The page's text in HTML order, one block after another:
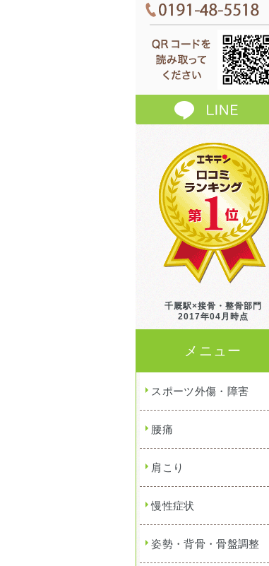
千厩駅×接骨・整骨部門
2017年04月時点
メニュー
スポーツ外傷・障害
腰痛
肩こり
慢性症状
姿勢・背骨・骨盤調整